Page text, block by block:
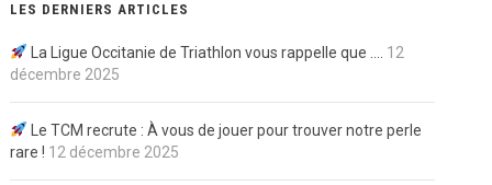
LES DERNIERS ARTICLES
La Ligue Occitanie de Triathlon vous rappelle que ….
12
décembre 2025
Le TCM recrute : À vous de jouer pour trouver notre perle
rare ! 12 décembre 2025